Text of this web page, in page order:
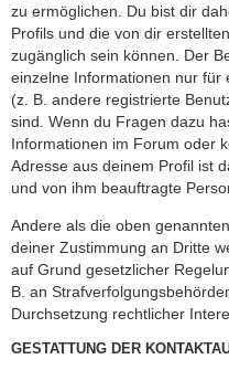
zu ermöglichen. Du bist dir
Profils und die von dir
zugänglich sein können. Der
einzelne Informationen nur für
(z. B. andere registrierte
sind. Wenn du Fragen dazu
Informationen im Forum oder
Adresse aus deinem Profil ist
und von ihm beauftragte
Andere als die oben
deiner Zustimmung an Dritte
auf Grund gesetzlicher
B. an
Durchsetzung rechtlicher
GESTATTUNG DER